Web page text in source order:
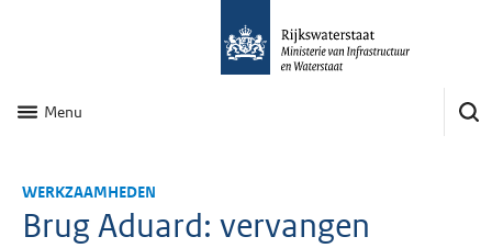
Menu
WERKZAAMHEDEN
Brug Aduard: vervangen